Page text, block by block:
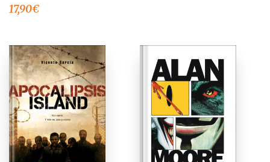
17,90€